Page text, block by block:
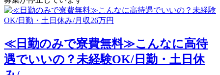
≪日勤のみで寮費無料≫こんなに高待
遇でいいの？未経験OK/日勤・土日休